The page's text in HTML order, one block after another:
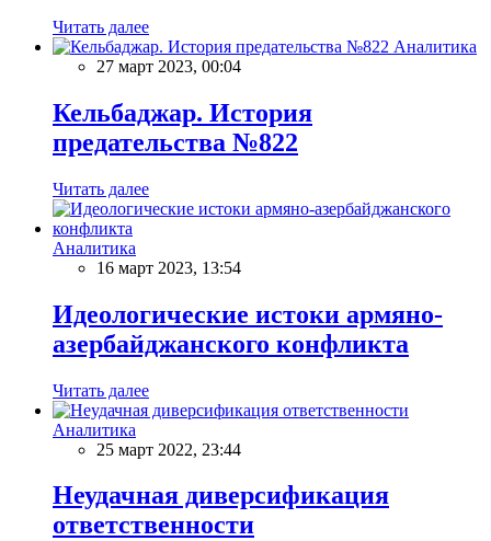
Читать далее
Аналитика
27 март 2023, 00:04
Кельбаджар. История
предательства №822
Читать далее
Аналитика
16 март 2023, 13:54
Идеологические истоки армяно-
азербайджанского конфликта
Читать далее
Аналитика
25 март 2022, 23:44
Неудачная диверсификация
ответственности